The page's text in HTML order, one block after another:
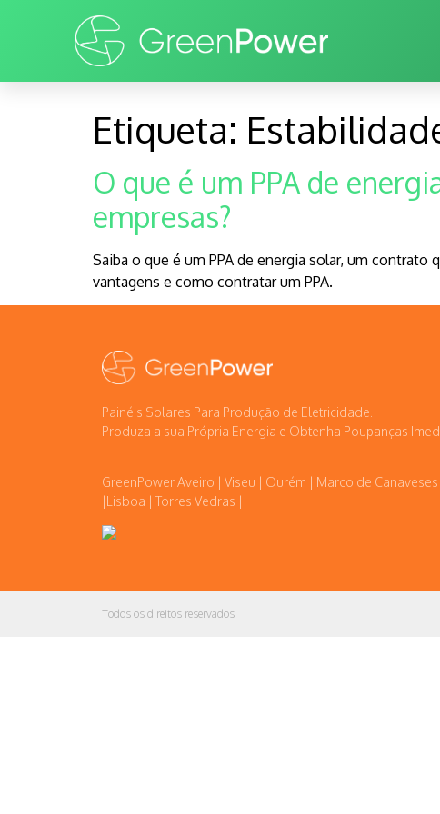
Etiqueta:
O que é um PPA de
empresas?
Saiba o que é um PPA de energia solar, um
vantagens e como contratar um PPA.
Painéis Solares Para Produção de Eletricidade.
Produza a sua Própria Energia e Obtenha Poupanças
GreenPower Aveiro | Viseu | Ourém | Marco de Canaveses
|Lisboa | Torres Vedras |
Todos os direitos reservados